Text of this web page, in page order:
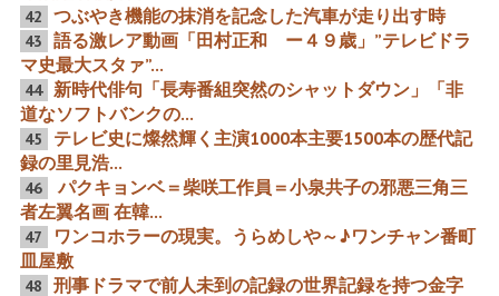
TikTok＝バイトダンスの中
国共産党員数千人と判明
バイトダンス上級管理職に
第98回アカデミー賞授賞
式”18スターの追悼”限定公
開15分08秒に噛み付く CC
とBBの評価のすれ違い 某
大名優「真実かどうかは関
係ない 何を信じて生きるか
だ。人は本来善良なもの
だ。誇り勇気美徳すれ...
実は真っ赤なブルーアーカ
イブ「OPの写真11枚の李
アニメ業界やゲーム業界や
声優業界へ中国の浸透工作
現実②
42 つぶやき機能の抹消を記念した汽車が走り出す時
43
語る激レア動画「田村正和 ー４９歳」”テレビドラ
マ史最大スタァ”...
44 新時代俳句「長寿番組突然のシャットダウン」「非
道なソフトバンクの...
45
テレビ史に燦然輝く主演1000本主要1500本の歴代記
録の里見浩...
46
パクキョンベ＝柴咲工作員＝小泉共子の邪悪三角三
者左翼名画 在韓...
47
ワンコホラーの現実。うらめしや～♪ワンチャン番町
皿屋敷
48
刑事ドラマで前人未到の記録の世界記録を持つ金字